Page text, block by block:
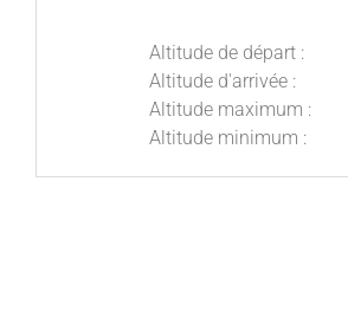
Altitude de départ :
Altitude d'arrivée :
Altitude maximum :
Altitude minimum :